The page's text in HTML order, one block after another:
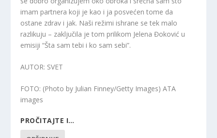
imam partnera koji je kao i ja posvećen tome da
ostane zdrav i jak. Naši režimi ishrane se tek malo
razlikuju – zaključila je tom prilikom Jelena Đoković u
emisiji “Šta sam tebi i ko sam sebi”.
AUTOR: SVET
FOTO: (Photo by Julian Finney/Getty Images) ATA
images
PROČITAJTE I…